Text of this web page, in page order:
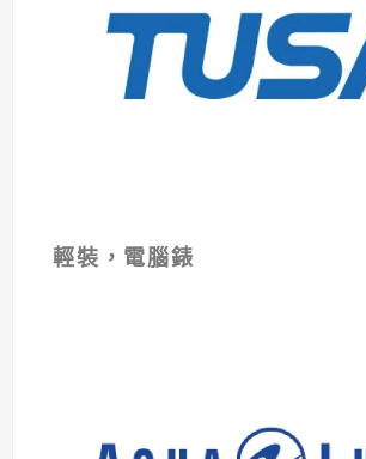
輕裝，電腦錶